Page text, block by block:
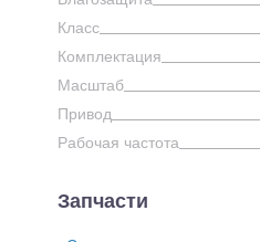
Класс
Комплектация
Масштаб
Привод
Рабочая частота
Запчасти